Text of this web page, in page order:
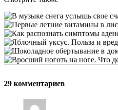
29 комментариев